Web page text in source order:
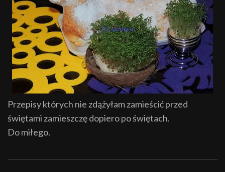
Przepisyktórych nie zdążyłam zamieścić przed
świętami zamieszczę dopiero po świętach.
Do miłego.